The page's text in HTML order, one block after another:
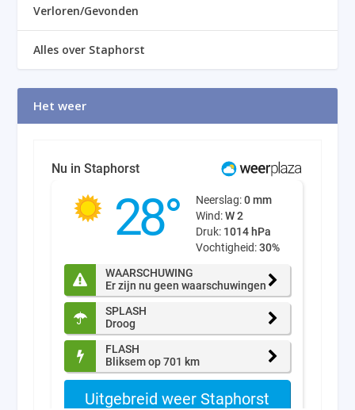
Verloren/Gevonden
Alles over Staphorst
Het weer